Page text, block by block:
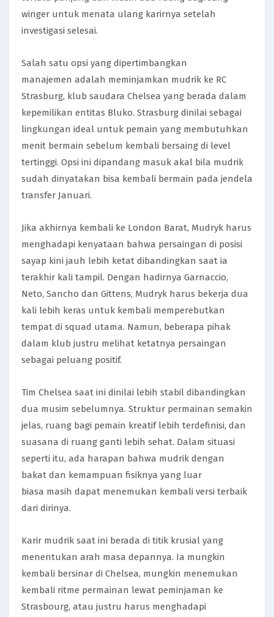
winger untuk menata ulang karirnya setelah
investigasi selesai.
Salah satu opsi yang dipertimbangkan
manajemen adalah meminjamkan mudrik ke RC
Strasburg, klub saudara Chelsea yang berada dalam
kepemilikan entitas Bluko. Strasburg dinilai sebagai
lingkungan ideal untuk pemain yang membutuhkan
menit bermain sebelum kembali bersaing di level
tertinggi. Opsi ini dipandang masuk akal bila mudrik
sudah dinyatakan bisa kembali bermain pada jendela
transfer Januari.
Jika akhirnya kembali ke London Barat, Mudryk harus
menghadapi kenyataan bahwa persaingan di posisi
sayap kini jauh lebih ketat dibandingkan saat ia
terakhir kali tampil. Dengan hadirnya Garnaccio,
Neto, Sancho dan Gittens, Mudryk harus bekerja dua
kali lebih keras untuk kembali memperebutkan
tempat di squad utama. Namun, beberapa pihak
dalam klub justru melihat ketatnya persaingan
sebagai peluang positif.
Tim Chelsea saat ini dinilai lebih stabil dibandingkan
dua musim sebelumnya. Struktur permainan semakin
jelas, ruang bagi pemain kreatif lebih terdefinisi, dan
suasana di ruang ganti lebih sehat. Dalam situasi
seperti itu, ada harapan bahwa mudrik dengan
bakat dan kemampuan fisiknya yang luar
biasa masih dapat menemukan kembali versi terbaik
dari dirinya.
Karir mudrik saat ini berada di titik krusial yang
menentukan arah masa depannya. Ia mungkin
kembali bersinar di Chelsea, mungkin menemukan
kembali ritme permainan lewat peminjaman ke
Strasbourg, atau justru harus menghadapi